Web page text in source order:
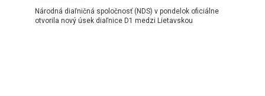
Národná diaľničná spoločnosť (NDS) v pondelok oficiálne
otvorila nový úsek diaľnice D1 medzi Lietavskou